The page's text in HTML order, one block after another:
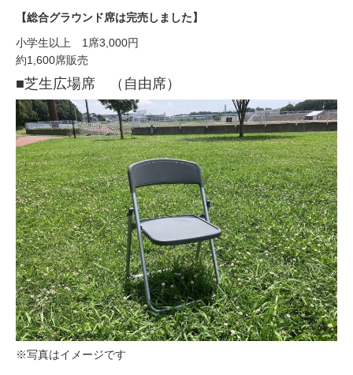
【総合グラウンド席は完売しました】
小学生以上 1席3,000円
約1,600席販売
■芝生広場席 （自由席）
※写真はイメージです